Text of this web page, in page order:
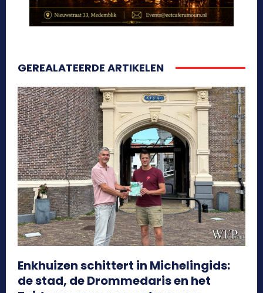
GEREALATEERDE ARTIKELEN
Enkhuizen schittert in Michelingids:
de stad, de Drommedaris en het